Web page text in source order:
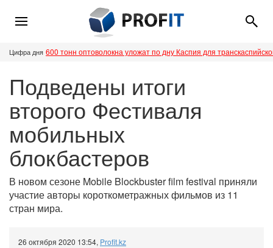
Цифра дня 600 тонн оптоволокна уложат по дну Каспия для
Подведены итоги
второго Фестиваля
мобильных
блокбастеров
В новом сезоне Mobile Blockbuster film festival приняли
участие авторы короткометражных фильмов из 11
стран мира.
26 октября 2020 13:54, Profit.kz